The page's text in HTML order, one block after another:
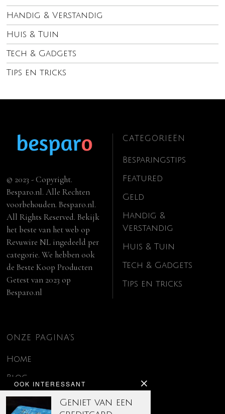
Handig & Verstandig
Huis & Tuin
Tech & Gadgets
Tips en tricks
OOK INTERESSANT
Geniet van een
© 2023 - Copyright.
Besparo.nl. Alle Rechten
voorbehouden. Besparo.nl.
All Rights Reserved. Bekijk
het beste van het web op
Revuwire NL ingedeeld per
categorie. We hebben ook
deBeste Koop Producten
Getest van 2023 op
Besparo.nl
CATEGORIEËN
Besparingstips
Featured
Geld
Handig &
Verstandig
Huis & Tuin
Tech & Gadgets
Tips en tricks
ONZE PAGINA’S
Home
Blog
Contact